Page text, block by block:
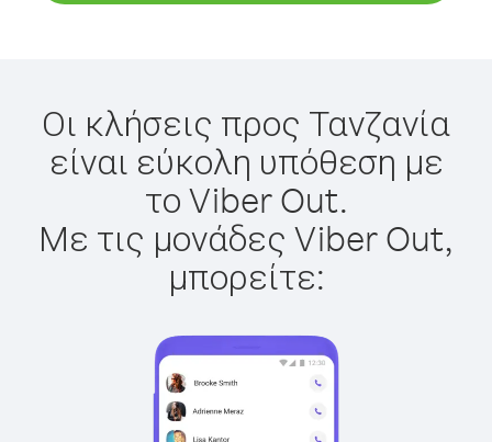
Οι κλήσεις προς Τανζανία
είναι εύκολη υπόθεση με
το Viber Out.
Με τις μονάδες Viber Out,
μπορείτε: